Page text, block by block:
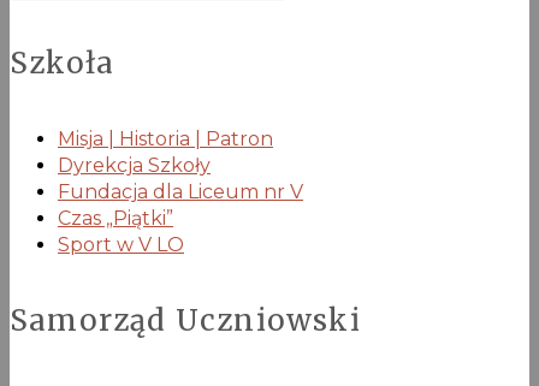
Szkoła
Misja | Historia | Patron
Dyrekcja Szkoły
Fundacja dla Liceum nr V
Czas „Piątki”
Sport w V LO
Samorząd Uczniowski